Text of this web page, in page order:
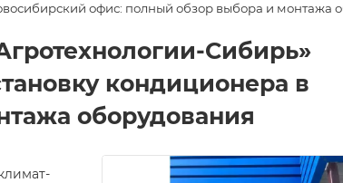
офис: полный обзор выбора и монтажа
Сибирь»
кондиционера в
оборудования